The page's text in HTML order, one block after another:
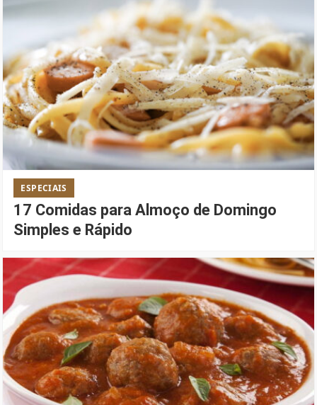
ESPECIAIS
17 Comidas para Almoço de Domingo
Simples e Rápido